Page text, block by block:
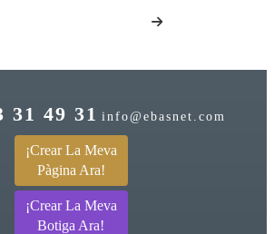
31 49 31 info@ebasnet.com
¡Crear La Meva
Pàgina Ara!
¡Crear La Meva
Botiga Ara!